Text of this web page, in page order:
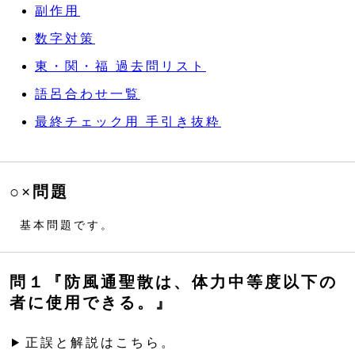
副作用
数字対策
東・関・福 過去問リスト
語呂合わせ一覧
最終チェック用 手引き抜粋
○×問題
基本問題です。
問１『防風通聖散は、体力中等度以下の
者に使用できる。』
正誤と解説はこちら。